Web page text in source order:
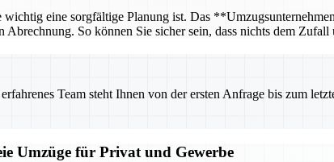
eine sorgfältige Planung ist. Das
So können Sie sicher sein, dass nichts dem
Team steht Ihnen von der ersten Anfrage bis zum
Umzüge für Privat und Gewerbe